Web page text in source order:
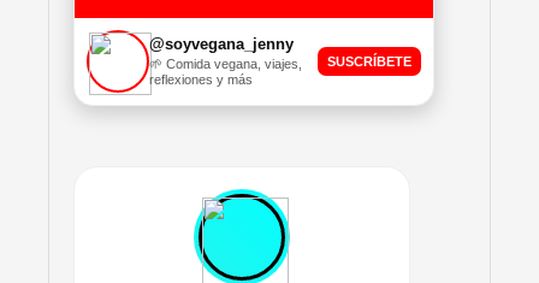
@soyvegana_jenny
🌱 Comida vegana, viajes,
reflexiones y más
SUSCRÍBETE